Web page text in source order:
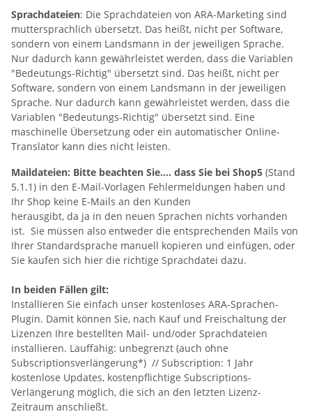
Sprachdateien: Die Sprachdateien von ARA-Marketing sind
muttersprachlich übersetzt. Das heißt, nicht per Software,
sondern von einem Landsmann in der jeweiligen Sprache.
Nur dadurch kann gewährleistet werden, dass die Variablen
"Bedeutungs-Richtig" übersetzt sind. Das heißt, nicht per
Software, sondern von einem Landsmann in der jeweiligen
Sprache. Nur dadurch kann gewährleistet werden, dass die
Variablen "Bedeutungs-Richtig" übersetzt sind. Eine
maschinelle Übersetzung oder ein automatischer Online-
Translator kann dies nicht leisten.
Maildateien: Bitte beachten Sie.... dass Sie bei Shop5 (Stand
5.1.1) in den E-Mail-Vorlagen Fehlermeldungen haben und
Ihr Shop keine E-Mails an den Kunden
herausgibt, da ja in den neuen Sprachen nichts vorhanden
ist. Sie müssen also entweder die entsprechenden Mails von
Ihrer Standardsprache manuell kopieren und einfügen, oder
Sie kaufen sich hier die richtige Sprachdatei dazu.
In beiden Fällen gilt:
Installieren Sie einfach unser kostenloses ARA-Sprachen-
Plugin. Damit können Sie, nach Kauf und Freischaltung der
Lizenzen Ihre bestellten Mail- und/oder Sprachdateien
installieren. Lauffähig: unbegrenzt (auch ohne
Subscriptionsverlängerung*) // Subscription: 1 Jahr
kostenlose Updates, kostenpflichtige Subscriptions-
Verlängerung möglich, die sich an den letzten Lizenz-
Zeitraum anschließt.